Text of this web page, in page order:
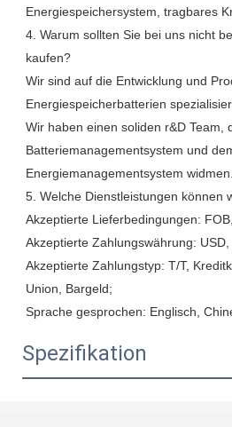
Energiespeichersystem, tragbares
4. Warum sollten Sie bei uns nicht
kaufen?
Wir sind auf die Entwicklung und
Energiespeicherbatterien
Wir haben einen soliden r&D Team,
Batteriemanagementsystem und
Energiemanagementsystem widmen.
5. Welche Dienstleistungen können
Akzeptierte Lieferbedingungen: FOB,
Akzeptierte Zahlungswährung: USD,
Akzeptierte Zahlungstyp: T/T,
Union, Bargeld;
Spezifikation